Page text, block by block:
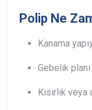
Polip Ne
Kanama
Gebelik
Kısırlık